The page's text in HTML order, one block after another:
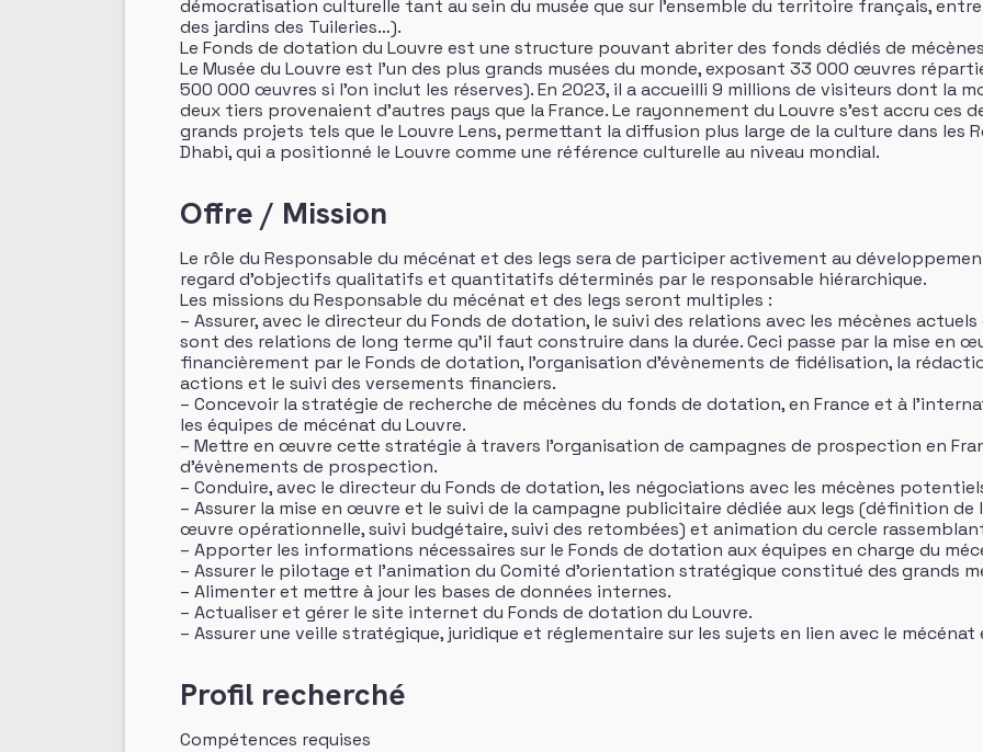
démocratisation culturelle tant au sein du musée que sur l’ensemble du territoire français,
des jardins des Tuileries…).
Le Fonds de dotation du Louvre est une structure pouvant abriter des fonds dédiés de
Le Musée du Louvre est l’un des plus grands musées du monde, exposant 33 000 œuvres
500 000 œuvres si l’on inclut les réserves). En 2023, il a accueilli 9 millions de visiteurs dont la
deux tiers provenaient d’autres pays que la France. Le rayonnement du Louvre s’est accru ces
grands projets tels que le Louvre Lens, permettant la diffusion plus large de la culture dans les
Dhabi, qui a positionné le Louvre comme une référence culturelle au niveau mondial.
Offre / Mission
Le rôle du Responsable du mécénat et des legs sera de participer activement au
regard d’objectifs qualitatifs et quantitatifs déterminés par le responsable hiérarchique.
Les missions du Responsable du mécénat et des legs seront multiples :
– Assurer, avec le directeur du Fonds de dotation, le suivi des relations avec les mécènes
sont des relations de long terme qu’il faut construire dans la durée. Ceci passe par la mise en
financièrement par le Fonds de dotation, l’organisation d’évènements de fidélisation, la
actions et le suivi des versements financiers.
– Concevoir la stratégie de recherche de mécènes du fonds de dotation, en France et à
les équipes de mécénat du Louvre.
– Mettre en œuvre cette stratégie à travers l’organisation de campagnes de prospection en
d’évènements de prospection.
– Conduire, avec le directeur du Fonds de dotation, les négociations avec les mécènes
– Assurer la mise en œuvre et le suivi de la campagne publicitaire dédiée aux legs (définition
œuvre opérationnelle, suivi budgétaire, suivi des retombées) et animation du cercle
– Apporter les informations nécessaires sur le Fonds de dotation aux équipes en charge du
– Assurer le pilotage et l’animation du Comité d’orientation stratégique constitué des grands
– Alimenter et mettre à jour les bases de données internes.
– Actualiser et gérer le site internet du Fonds de dotation du Louvre.
– Assurer une veille stratégique, juridique et réglementaire sur les sujets en lien avec le
Profil recherché
Compétences requises